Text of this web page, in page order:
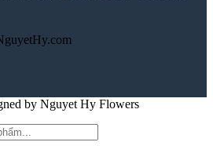
by Nguyet Hy Flowers